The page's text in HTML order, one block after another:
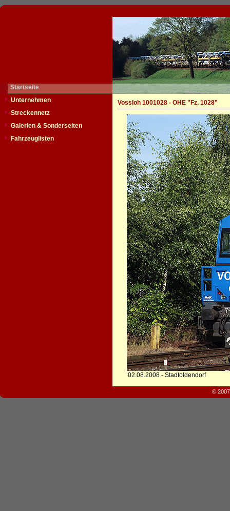
Startseite
Unternehmen
Streckennetz
Galerien & Sonderseiten
Fahrzeuglisten
Vossloh 1001028 - OHE "Fz. 1028"
02.08.2008 - Stadtoldendorf
©